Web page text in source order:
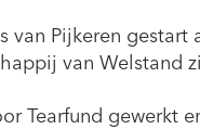
van Pijkeren
van Welstand
Tearfund gewerkt